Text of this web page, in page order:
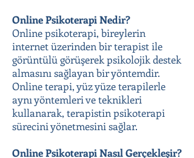
Online Psikoterapi Nedir?
Online psikoterapi, bireylerin
internet üzerinden bir terapist ile
görüntülü görüşerek psikolojik destek
almasını sağlayan bir yöntemdir.
Online terapi, yüz yüze terapilerle
aynı yöntemleri ve teknikleri
kullanarak, terapistin psikoterapi
sürecini yönetmesini sağlar.
Online Psikoterapi Nasıl Gerçekleşir?